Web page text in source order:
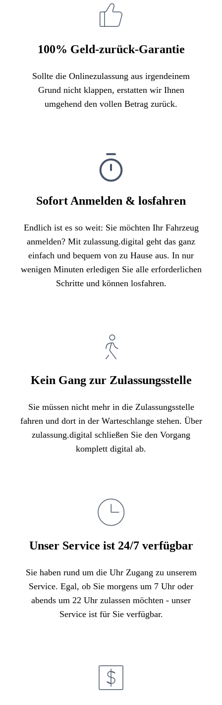
100% Geld-zurück-Garantie
Sollte die Onlinezulassung aus irgendeinem
Grund nicht klappen, erstatten wir Ihnen
umgehend den vollen Betrag zurück.
Sofort Anmelden & losfahren
Endlich ist es so weit: Sie möchten Ihr Fahrzeug
anmelden? Mit zulassung.digital geht das ganz
einfach und bequem von zu Hause aus. In nur
wenigen Minuten erledigen Sie alle erforderlichen
Schritte und können losfahren.
Kein Gang zur Zulassungsstelle
Sie müssen nicht mehr in die Zulassungsstelle
fahren und dort in der Warteschlange stehen. Über
zulassung.digital schließen Sie den Vorgang
komplett digital ab.
Unser Service ist 24/7 verfügbar
Sie haben rund um die Uhr Zugang zu unserem
Service. Egal, ob Sie morgens um 7 Uhr oder
abends um 22 Uhr zulassen möchten - unser
Service ist für Sie verfügbar.